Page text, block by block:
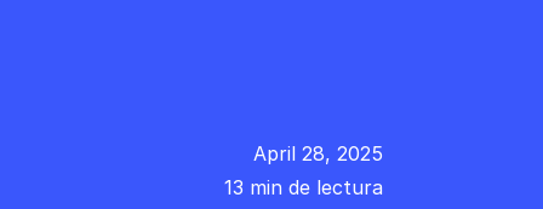
April 28, 2025
13 min de lectura